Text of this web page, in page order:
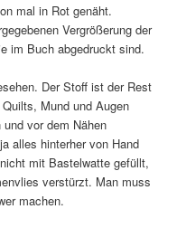
mal in Rot genäht.
Vergrößerung der
im Buch abgedruckt sind.
Der Stoff ist der Rest
Mund und Augen
vor dem Nähen
alles hinterher von Hand
mit Bastelwatte gefüllt,
verstürzt. Man muss
machen.